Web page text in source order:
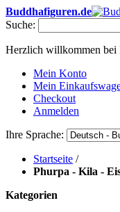
Buddhafiguren.de
Suche:
Herzlich willkommen bei
Mein Konto
Mein
Checkout
Anmelden
Ihre Sprache:
Startseite /
Phurpa - Kila -
Kategorien